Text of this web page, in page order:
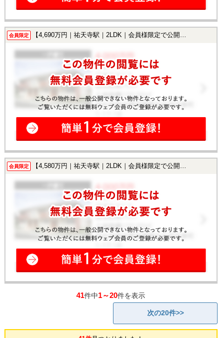
会員限定 【4,690万円｜祐天寺駅｜2LDK｜会員様限定で公開中！】
会員限定 【4,580万円｜祐天寺駅｜2LDK｜会員様限定で公開中！】
41件中1～20件を表示
次の20件>>